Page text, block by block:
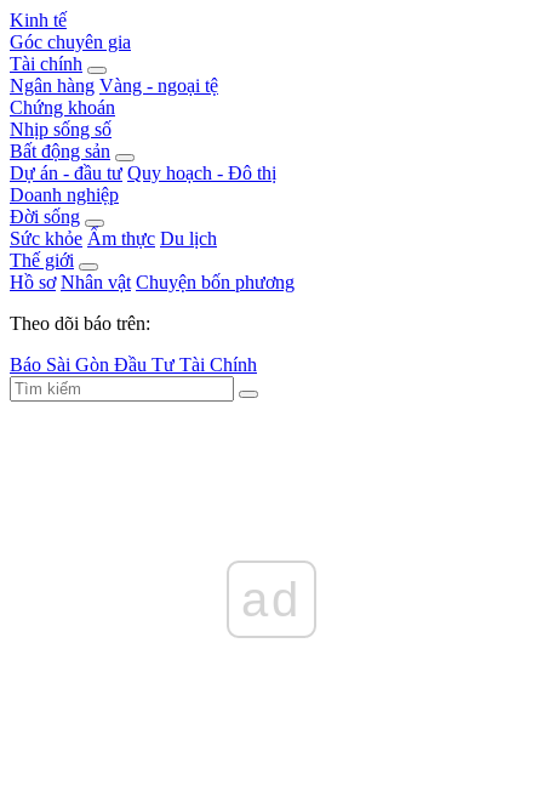
Kinh tế
Góc chuyên gia
Tài chính
Ngân hàng Vàng - ngoại tệ
Chứng khoán
Nhịp sống số
Bất động sản
Dự án - đầu tư Quy hoạch - Đô thị
Doanh nghiệp
Đời sống
Sức khỏe Ẩm thực Du lịch
Thế giới
Hồ sơ Nhân vật Chuyện bốn phương
Theo dõi báo trên:
Báo Sài Gòn Đầu Tư Tài Chính
ad